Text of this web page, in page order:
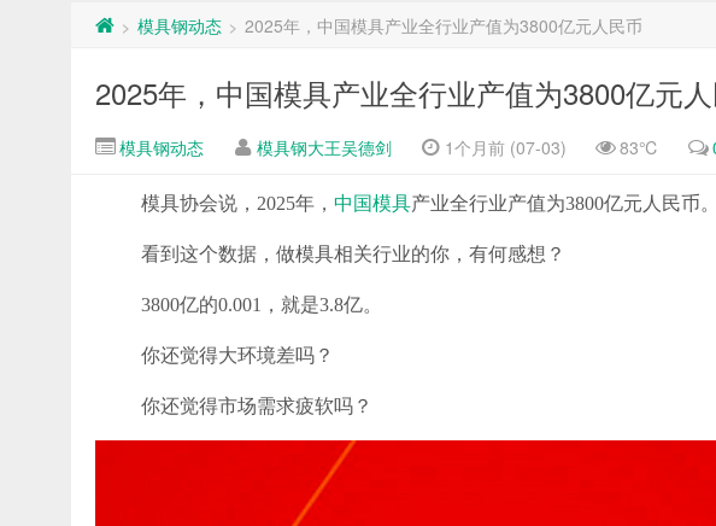
> 模具钢动态 > 2025年，中国模具产业全行业产值为‌3800亿元‌人民币
2025年，中国模具产业全行业产值为‌3800亿元‌
模具钢动态 模具钢大王吴德剑 1个月前 (07-03) 83℃
模具协会说，2025年， 中国模具产业全行业产值为‌3800亿元‌人民币。
看到这个数据，做模具相关行业的你，有何感想？
3800亿的0.001，就是3.8亿。
你还觉得大环境差吗？
你还觉得市场需求疲软吗？